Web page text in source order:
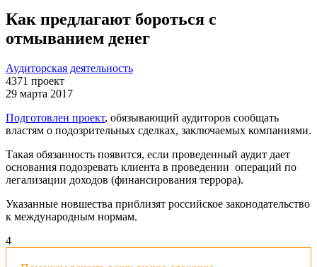
Как предлагают бороться с
отмыванием денег
Аудиторская деятельность
4371 проект
29 марта 2017
Подготовлен проект, обязывающий аудиторов сообщать
властям о подозрительных сделках, заключаемых компаниями.
Такая обязанность появится, если проведенный аудит дает
основания подозревать клиента в проведении операций по
легализации доходов (финансирования террора).
Указанные новшества приблизят российское законодательство
к международным нормам.
4